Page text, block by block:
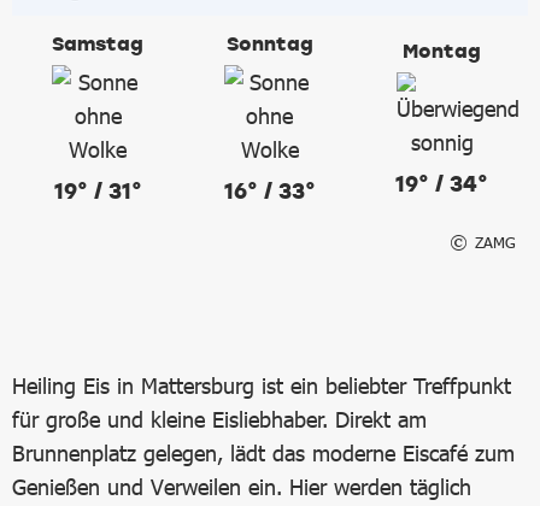
Samstag
19° / 31°
Sonntag
16° / 33°
Montag
19° / 34°
ZAMG
Heiling Eis in Mattersburg ist ein beliebter Treffpunkt
für große und kleine Eisliebhaber. Direkt am
Brunnenplatz gelegen, lädt das moderne Eiscafé zum
Genießen und Verweilen ein. Hier werden täglich